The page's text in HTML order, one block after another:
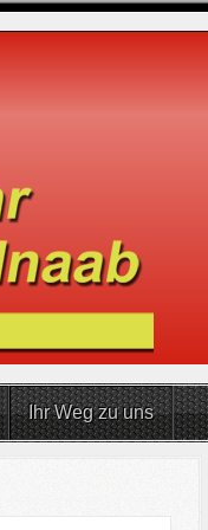
Ihr Weg zu uns